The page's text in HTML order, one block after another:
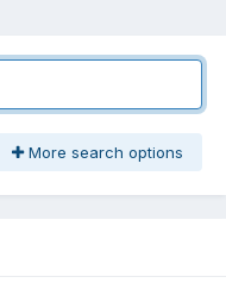
More search options